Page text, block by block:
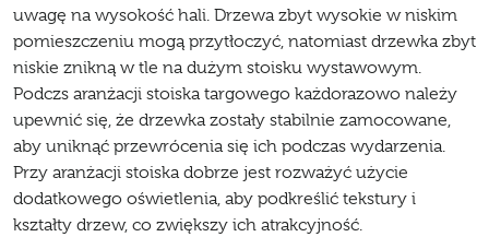
uwagę na wysokość hali. Drzewa zbyt wysokie w niskim
pomieszczeniu mogą przytłoczyć, natomiast drzewka zbyt
niskie znikną w tle na dużym stoisku wystawowym.
Podczs aranżacji stoiska targowego każdorazowo należy
upewnić się, że drzewka zostały stabilnie zamocowane,
aby uniknąć przewrócenia się ich podczas wydarzenia.
Przy aranżacji stoiska dobrze jest rozważyć użycie
dodatkowego oświetlenia, aby podkreślić tekstury i
kształty drzew, co zwiększy ich atrakcyjność.